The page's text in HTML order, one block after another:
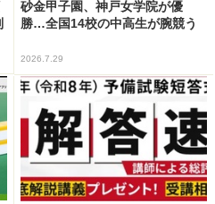
砂金甲子園、神戸女学院が優
勝…全国14校の中高生が腕競う
2026.7.29